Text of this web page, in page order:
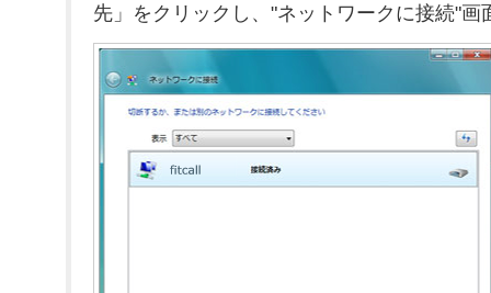
先」をクリックし、"ネットワークに接続"画